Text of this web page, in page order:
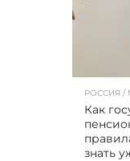
РОССИЯ /
Как
знать